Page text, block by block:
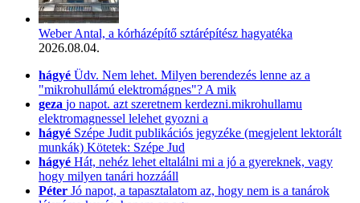
Weber Antal, a kórházépítő sztárépítész hagyatéka
2026.08.04.
hágyé Üdv. Nem lehet. Milyen berendezés lenne az a
"mikrohullámú elektromágnes"? A mik
geza jo napot. azt szeretnem kerdezni.mikrohullamu
elektromagnessel lelehet gyozni a
hágyé Szépe Judit publikációs jegyzéke (megjelent lektorált
munkák) Kötetek: Szépe Jud
hágyé Hát, nehéz lehet eltalálni mi a jó a gyereknek, vagy
hogy milyen tanári hozzááll
Péter Jó napot, a tapasztalatom az, hogy nem is a tanárok